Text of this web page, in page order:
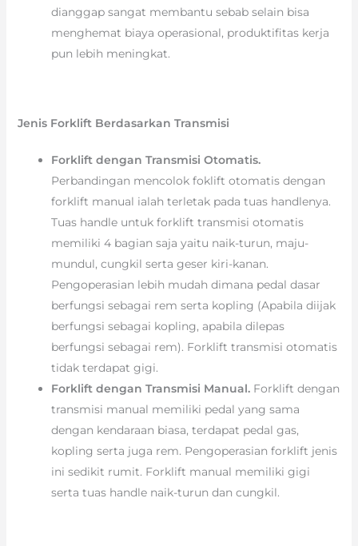
dianggap sangat membantu sebab selain bisa
menghemat biaya operasional, produktifitas kerja
pun lebih meningkat.
Jenis Forklift Berdasarkan Transmisi
Forklift dengan Transmisi Otomatis.
Perbandingan mencolok foklift otomatis dengan
forklift manual ialah terletak pada tuas handlenya.
Tuas handle untuk forklift transmisi otomatis
memiliki 4 bagian saja yaitu naik-turun, maju-
mundul, cungkil serta geser kiri-kanan.
Pengoperasian lebih mudah dimana pedal dasar
berfungsi sebagai rem serta kopling (Apabila diijak
berfungsi sebagai kopling, apabila dilepas
berfungsi sebagai rem). Forklift transmisi otomatis
tidak terdapat gigi.
Forklift dengan Transmisi Manual.Forklift dengan
transmisi manual memiliki pedal yang sama
dengan kendaraan biasa, terdapat pedal gas,
kopling serta juga rem. Pengoperasian forklift jenis
ini sedikit rumit. Forklift manual memiliki gigi
serta tuas handle naik-turun dan cungkil.